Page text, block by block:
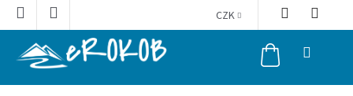
Přejít
CZK
NÁKUPNÍ
KOŠÍK